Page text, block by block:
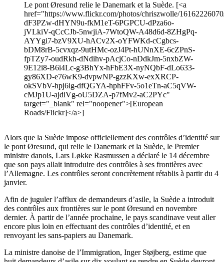
Le pont Øresund relie le Danemark et la Suède. [<a
href="https://www.flickr.com/photos/chriszwolle/
dF3PZw-dHYN9u-fkM1eT-6PGPCU-dPza6o-
jVLkiV-qCcCJb-5nwjiA-7WtoQW-A48d6d-8ZHgPq-
AYYgi7-bzV9XU-hACv2X-oYFWKd-cCgbcs-
bDM8rB-5cvxqz-9utHMc-ozJ4Pt-hUNnXE-6cZPnS-
fpTZy7-oudRkh-dNdihv-pAcjCo-nDdkJm-5nxbZW-
9E12i8-B6i4Lc-g3BhYx-hFbE3X-nyNQbF-dLo633-
gy86XD-e76wK9-dvpwNP-gzzKXw-exXRCP-
okSVbV-hpj6ig-dfQGYA-hphFFv-5o1eTn-aC5qVW-
cMJp1U-ajdiVg-oU5DZA-p7fMv2-aC2PYc"
target="_blank" rel="noopener">[European
Roads/Flickr]</a>]
Alors que la Suède impose officiellement des contrôles d’identité sur
le pont Øresund, qui relie le Danemark et la Suède, le Premier
ministre danois, Lars Løkke Rasmussen a déclaré le 14 décembre
que son pays allait introduire des contrôles à ses frontières avec
l’Allemagne. Les contrôles seront concrètement rétablis à partir du 4
janvier.
Afin de juguler l’afflux de demandeurs d’asile, la Suède a introduit
des contrôles aux frontières sur le pont Øresund en novembre
dernier. À partir de l’année prochaine, le pays scandinave veut aller
encore plus loin en effectuant des contrôles d’identité, et en
renvoyant les sans-papiers au Danemark.
La ministre danoise de l’Immigration, Inger Støjberg, estime que